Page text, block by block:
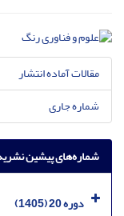
مقالات آماده انتشار
شماره جاری
شماره‌های پیشین
دوره 20 (1405)